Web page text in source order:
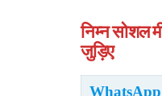
निम्न सोशल
जुड़िए